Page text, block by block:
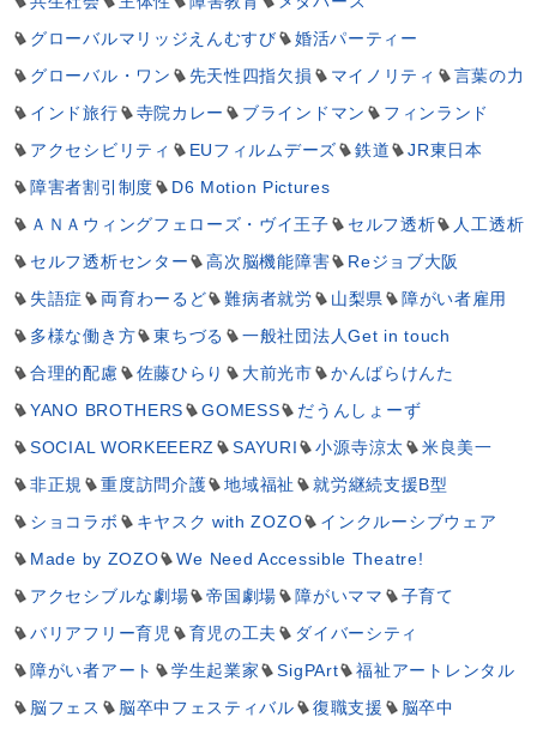
グローバルマリッジえんむすび
婚活パーティー
グローバル・ワン
先天性四指欠損 マイノリティ
言葉の力
インド旅行
寺院カレー ブラインドマン
フィンランド
アクセシビリティ
EUフィルムデーズ 鉄道
JR東日本
障害者割引制度
D6 Motion Pictures
ＡＮＡウィングフェローズ・ヴイ王子
セルフ透析
人工透析
セルフ透析センター
高次脳機能障害
Reジョブ大阪
失語症
両育わーるど 難病者就労 山梨県
障がい者雇用
多様な働き方
東ちづる
一般社団法人Get in touch
合理的配慮
佐藤ひらり 大前光市
かんばらけんた
YANO BROTHERS
GOMESS
だうんしょーず
SOCIAL WORKEEERZ
SAYURI 小源寺涼太
米良美一
非正規
重度訪問介護 地域福祉
就労継続支援B型
ショコラボ
キヤスク with ZOZO
インクルーシブウェア
Made by ZOZO
We Need Accessible Theatre!
アクセシブルな劇場
帝国劇場 障がいママ
子育て
バリアフリー育児
育児の工夫
ダイバーシティ
障がい者アート
学生起業家 SigPArt
福祉アートレンタル
脳フェス
脳卒中フェスティバル 復職支援
脳卒中